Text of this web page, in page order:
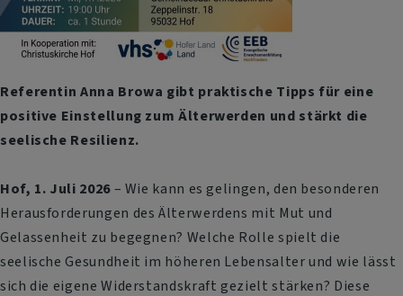
Referentin Anna Browa gibt praktische Tipps für eine
positive Einstellung zum Älterwerden und stärkt die
seelische Resilienz.
Hof, 1. Juli 2026– Wie kann es gelingen, den besonderen
Herausforderungen des Älterwerdens mit Mut und
Gelassenheit zu begegnen? Welche Rolle spielt die
seelische Gesundheit im höheren Lebensalter und wie lässt
sich die eigene Widerstandskraft gezielt stärken? Diese